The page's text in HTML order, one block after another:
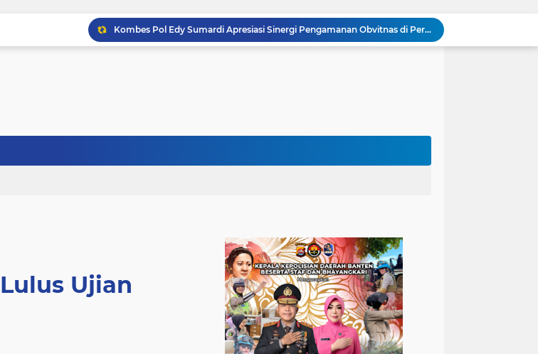
Kombes Pol Edy Sumardi Apresiasi Sinergi Pengamanan Obvitnas di Pertamina Patra Niaga Jabar
Berikan Rasa Aman di Masyarakat, Polsek Ciwandan Tingkatkan Patroli Malam Secara Rutin
502 Ribu Liter Air Bersih Disalurkan Polda Banten untuk Enam Kecamatan di Kabupaten Serang
Ujian